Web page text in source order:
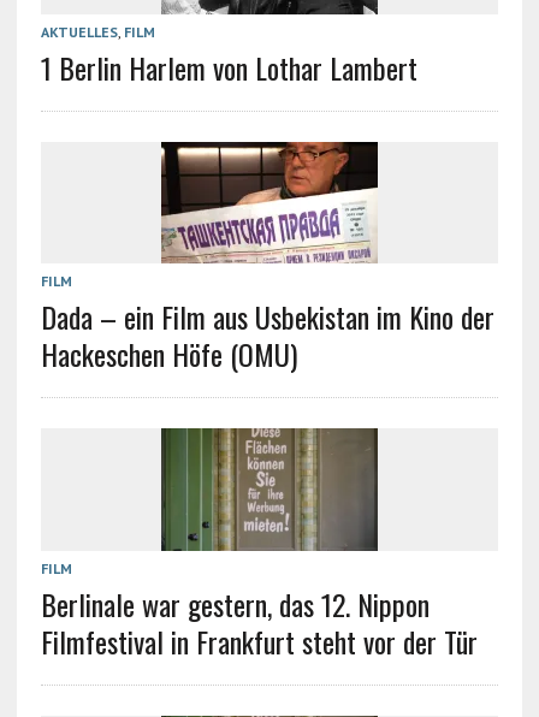
AKTUELLES, FILM
1 Berlin Harlem von Lothar Lambert
FILM
Dada – ein Film aus Usbekistan im Kino der
Hackeschen Höfe (OMU)
FILM
Berlinale war gestern, das 12. Nippon
Filmfestival in Frankfurt steht vor der Tür